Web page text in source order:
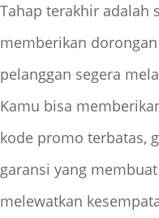
Tahap terakhir adalah
memberikan
pelanggan segera
Kamu bisa
kode promo terbatas,
garansi yang
melewatkan